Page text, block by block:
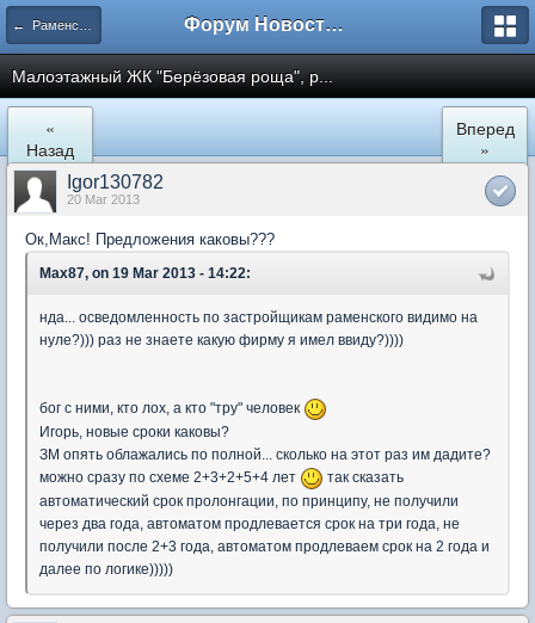
← Раменское Форум Новостройки
Малоэтажный ЖК "Берёзoвая роща", р...
«
Назад
Вперед
»
Igor130782
20 Mar 2013
Ок,Макс! Предложения каковы???
Max87, on 19 Mar 2013 - 14:22:
нда... осведомленность по застройщикам раменского видимо на
нуле?))) раз не знаете какую фирму я имел ввиду?))))
бог с ними, кто лох, а кто "тру" человек
Игорь, новые сроки каковы?
ЗМ опять облажались по полной... сколько на этот раз им дадите?
можно сразу по схеме 2+3+2+5+4 лет
так сказать
автоматический срок пролонгации, по принципу, не получили
через два года, автоматом продлевается срок на три года, не
получили после 2+3 года, автоматом продлеваем срок на 2 года и
далее по логике)))))